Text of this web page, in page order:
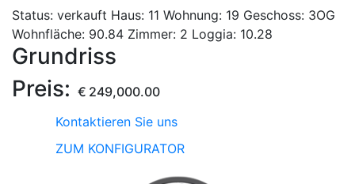
Status: verkauft Haus: 11 Wohnung: 19 Geschoss: 3OG
Wohnfläche: 90.84 Zimmer: 2 Loggia: 10.28
Grundriss
Preis: € 249,000.00
Kontaktieren Sie uns
ZUM KONFIGURATOR